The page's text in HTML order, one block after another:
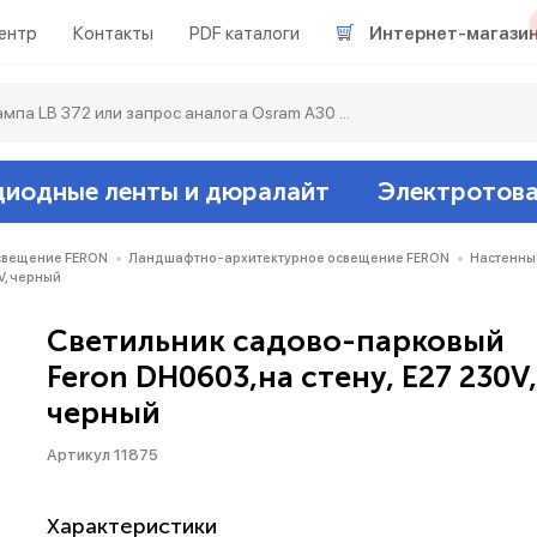
Контакты PDF каталоги Интернет-магазин
Светодиодные
Акцентное
ленты и дюралайт
Ленты
Аксессуары
Датчики
Эпра (балласты)
Гирлянды белт-
FERON Ландшафтно-архитектурное освещение FERON
черный
Светильник садово-парковый
Feron DH0603,на стену, E27 230V,
черный
Артикул 11875
Характеристики